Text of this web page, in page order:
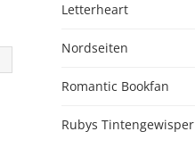
Letterheart
Nordseiten
Romantic Bookfan
Rubys Tintengewisper